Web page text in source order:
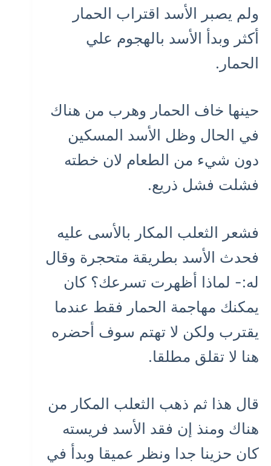
ولم يصبر الأسد اقتراب الحمار
أكثر وبدأ الأسد بالهجوم علي
الحمار.
حينها خاف الحمار وهرب من هناك
في الحال وظل الأسد المسكين
دون شيء من الطعام لان خطته
فشلت فشل ذريع.
فشعر الثعلب المكار بالأسى عليه
فحدث الأسد بطريقة متحجرة وقال
له:- لماذا أظهرت تسرعك؟ كان
يمكنك مهاجمة الحمار فقط عندما
يقترب ولكن لا تهتم سوف أحضره
هنا لا تقلق مطلقا.
قال هذا ثم ذهب الثعلب المكار من
هناك ومنذ إن فقد الأسد فريسته
كان حزينا جدا ونظر عميقا وبدأ في